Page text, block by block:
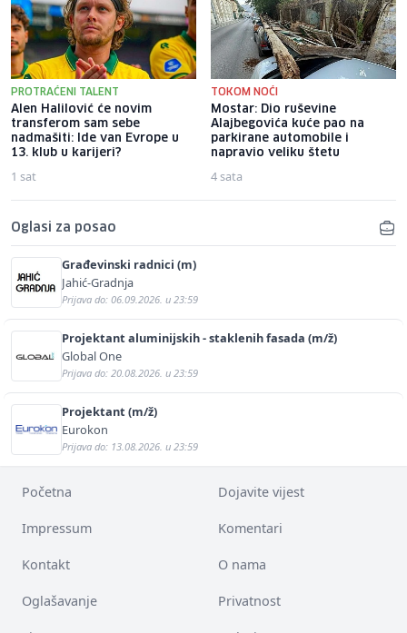
PROTRAĆENI TALENT
Alen Halilović će novim
transferom sam sebe
nadmašiti: Ide van Evrope u
13. klub u karijeri?
1 sat
TOKOM NOĆI
Mostar: Dio ruševine
Alajbegovića kuće pao na
parkirane automobile i
napravio veliku štetu
4 sata
Oglasi za posao
Građevinski radnici (m)
Jahić-Gradnja
Prijava do: 06.09.2026. u 23:59
Projektant aluminijskih - staklenih fasada (m/ž)
Global One
Prijava do: 20.08.2026. u 23:59
Projektant (m/ž)
Eurokon
Prijava do: 13.08.2026. u 23:59
Početna Dojavite vijest
Impressum Komentari
Kontakt O nama
Oglašavanje Privatnost